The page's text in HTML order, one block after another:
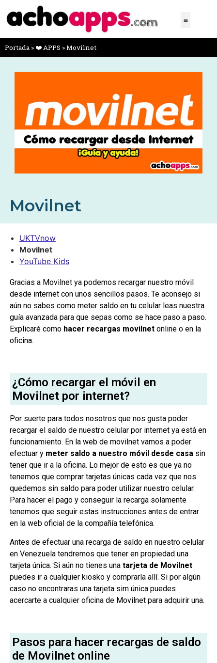
Portada » ❤️ APPS »Movilnet
Movilnet
UKTVnow
Movilnet
YouTube Kids
Gracias a Movilnet ya podemos recargar nuestro móvil
desde internet con unos sencillos pasos. Te aconsejo si
aún no sabes como meter saldo en tu celular leas nuestra
guía avanzada para que sepas como se hace paso a paso.
Explicaré como hacer recargas movilnet online o en la
oficina.
¿Cómo recargar el móvil en
Movilnet por internet?
Por suerte para todos nosotros que nos gusta poder
recargar el saldo de nuestro celular por internet ya está en
funcionamiento. En la web de movilnet vamos a poder
efectuar y meter saldo a nuestro móvil desde casa sin
tener que ir a la oficina. Lo mejor de esto es que ya no
tenemos que comprar tarjetas únicas cada vez que nos
quedemos sin saldo para poder utilizar nuestro celular.
Para hacer el pago y conseguir la recarga solamente
tenemos que seguir estas instrucciones antes de entrar
en la web oficial de la compañía telefónica.
Antes de efectuar una recarga de saldo en nuestro celular
en Venezuela tendremos que tener en propiedad una
tarjeta única. Si aún no tienes una tarjeta de Movilnet
puedes ir a cualquier kiosko y comprarla allí. Si por algún
caso no encontraras una tarjeta sim única puedes
acercarte a cualquier oficina de Movilnet para adquirir una.
Pasos para hacer recargas de saldo
de Movilnet online